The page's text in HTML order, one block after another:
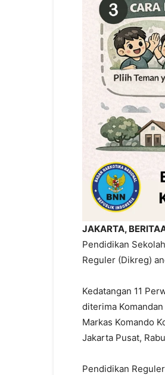
JAKARTA,
Pendidikan
Reguler (Dikreg)
Kedatangan 11
diterima
Markas Komando
Jakarta Pusat,
Pendidikan